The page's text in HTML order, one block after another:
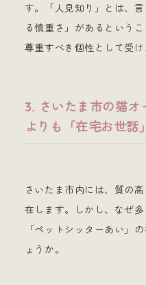
す。「人見知り」とは、
る慎重さ」があるという
尊重すべき個性として受け
3. さいたま市の猫
よりも「在宅お世話
さいたま市内には、質の
在します。しかし、なぜ
「ペットシッターあい」
ょうか。